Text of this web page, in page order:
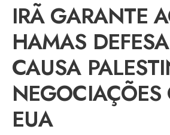
IRÃ GARANTE
HAMAS
CAUSA
EUA